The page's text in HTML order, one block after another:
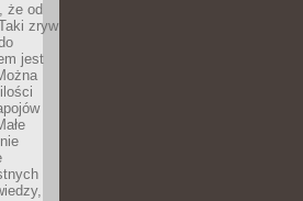
że od
zryw
jest